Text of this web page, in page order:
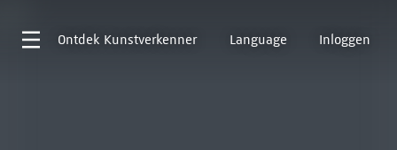
Ontdek Kunstverkenner Language Inloggen